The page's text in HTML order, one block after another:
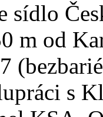
sídlo
m od
s